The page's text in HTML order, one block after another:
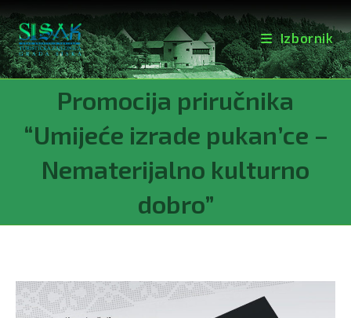
sadržaj
Izbornik
Promocija priručnika
“Umijeće izrade pukan’ce –
Nematerijalno kulturno
dobro”